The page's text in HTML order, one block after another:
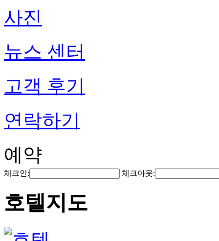
사진
뉴스 센터
고객 후기
연락하기
예약
체크인: 체크아웃:
호텔지도